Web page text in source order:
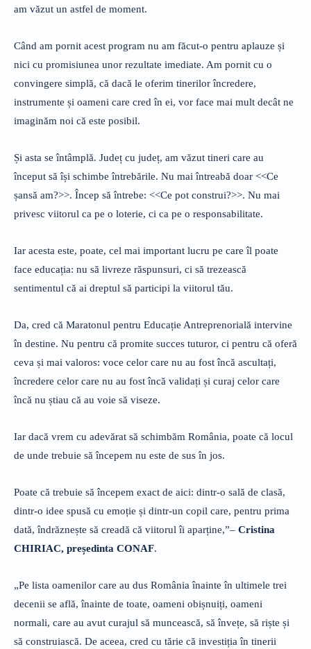
am văzut un astfel de moment.
Când am pornit acest program nu am făcut-o pentru aplauze și
nici cu promisiunea unor rezultate imediate. Am pornit cu o
convingere simplă, că dacă le oferim tinerilor încredere,
instrumente și oameni care cred în ei, vor face mai mult decât ne
imaginăm noi că este posibil.
Și asta se întâmplă. Județ cu județ, am văzut tineri care au
început să își schimbe întrebările. Nu mai întreabă doar <<Ce
șansă am?>>. Încep să întrebe: <<Ce pot construi?>>. Nu mai
privesc viitorul ca pe o loterie, ci ca pe o responsabilitate.
Iar acesta este, poate, cel mai important lucru pe care îl poate
face educația: nu să livreze răspunsuri, ci să trezească
sentimentul că ai dreptul să participi la viitorul tău.
Da, cred că Maratonul pentru Educație Antreprenorială intervine
în destine. Nu pentru că promite succes tuturor, ci pentru că oferă
ceva și mai valoros: voce celor care nu au fost încă ascultați,
încredere celor care nu au fost încă validați și curaj celor care
încă nu știau că au voie să viseze.
Iar dacă vrem cu adevărat să schimbăm România, poate că locul
de unde trebuie să începem nu este de sus în jos.
Poate că trebuie să începem exact de aici: dintr-o sală de clasă,
dintr-o idee spusă cu emoție și dintr-un copil care, pentru prima
dată, îndrăznește să creadă că viitorul îi aparține,”– Cristina
CHIRIAC, președinta CONAF.
„Pe lista oamenilor care au dus România înainte în ultimele trei
decenii se află, înainte de toate, oameni obișnuiți, oameni
normali, care au avut curajul să muncească, să învețe, să riște și
să construiască. De aceea, cred cu tărie că investiția în tinerii